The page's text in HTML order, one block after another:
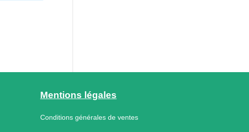
Mentions légales
Conditions générales de ventes